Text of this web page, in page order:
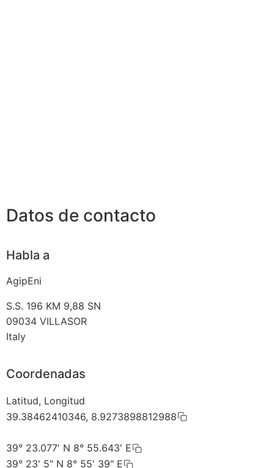
Datos de contacto
Habla a
AgipEni
S.S. 196 KM 9,88 SN
09034 VILLASOR
Italy
Coordenadas
Latitud, Longitud
39.38462410346, 8.9273898812988
39° 23.077' N 8° 55.643' E
39° 23' 5" N 8° 55' 39" E